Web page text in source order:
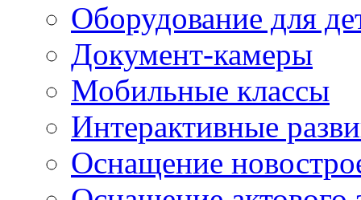
Оборудование для
Документ-камеры
Мобильные классы
Интерактивные
Оснащение